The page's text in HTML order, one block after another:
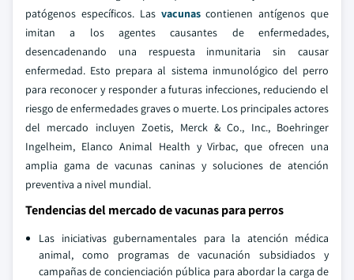
patógenos específicos. Las vacunascontienen antígenos que
imitan a los agentes causantes de enfermedades,
desencadenando una respuesta inmunitaria sin causar
enfermedad. Esto prepara al sistema inmunológico del perro
para reconocer y responder a futuras infecciones, reduciendo el
riesgo de enfermedades graves o muerte. Los principales actores
del mercado incluyen Zoetis, Merck & Co., Inc., Boehringer
Ingelheim, Elanco Animal Health y Virbac, que ofrecen una
amplia gama de vacunas caninas y soluciones de atención
preventiva a nivel mundial.
Tendencias del mercado de vacunas para perros
Las iniciativas gubernamentales para la atención médica
animal, como programas de vacunación subsidiados y
campañas de concienciación pública para abordar la carga de